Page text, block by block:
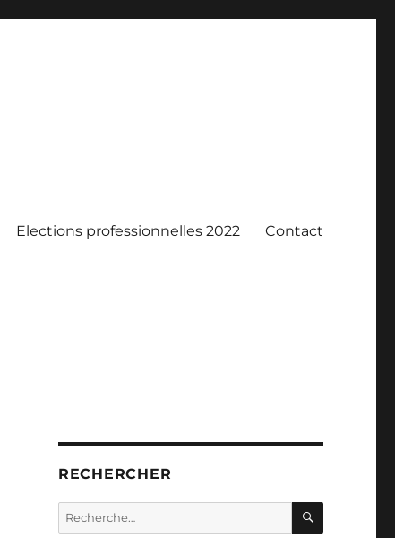
Elections professionnelles 2022 Contact
RECHERCHER
Recherche
pour :